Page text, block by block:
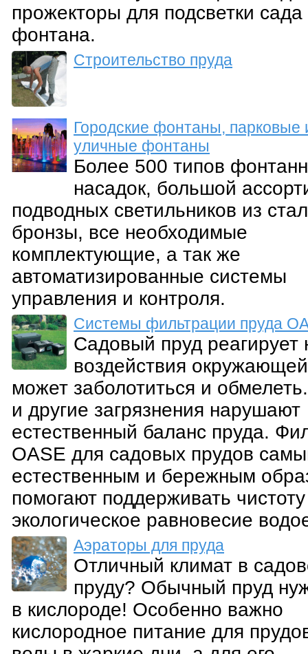
прожекторы для подсветки
фонтана.
Строительство пруда
Городские фонтаны, парковые
уличные фонтаны
Более 500 типов
насадок, большой
подводных светильников из
бронзы, все необходимые
комплектующие, а так же
автоматизированные системы
управления и контроля.
Системы фильтрации пруда
Садовый пруд реагирует
воздействия
может заболотиться и
и другие загрязнения нарушают
естественный баланс пруда.
OASE для садовых прудов
естественным и бережным
помогают поддерживать
экологическое равновесие
Аэраторы для пруда
Отличный климат в
пруду? Обычный пруд
в кислороде! Особенно важно
кислородное питание для